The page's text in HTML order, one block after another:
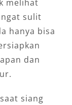
melihat
sulit
hanya bisa
dan
siang